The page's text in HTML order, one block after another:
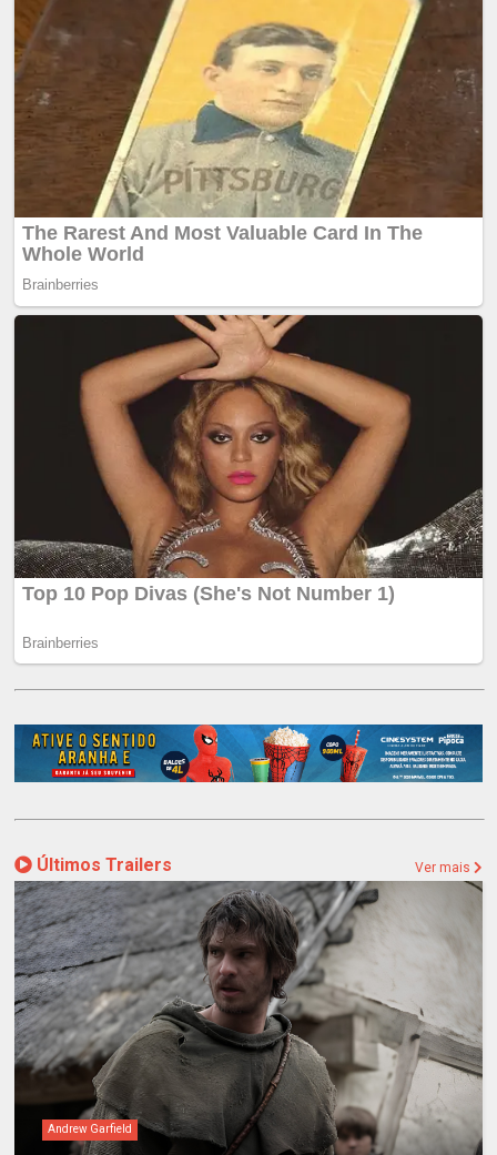
Últimos Trailers Ver mais
Andrew Garfield